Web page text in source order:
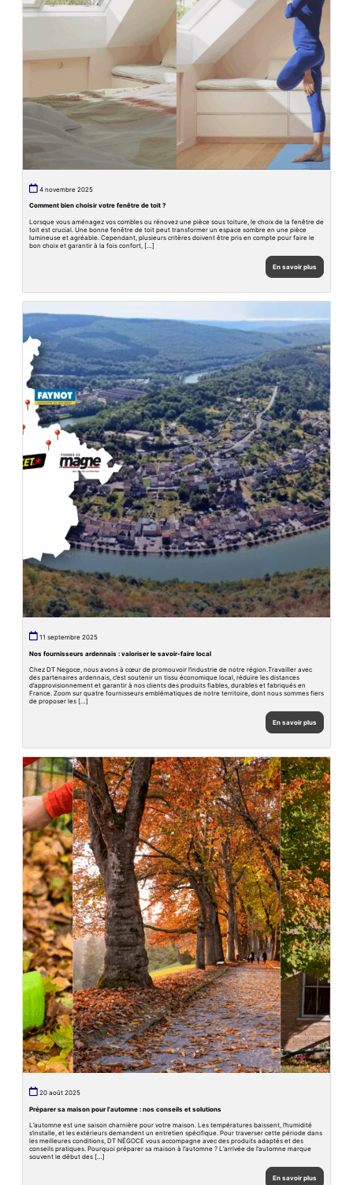
4 novembre 2025
Comment bien choisir votre fenêtre de toit ?
Lorsque vous aménagez vos combles ou rénovez une pièce sous toiture, le choix de la fenêtre de
toit est crucial. Une bonne fenêtre de toit peut transformer un espace sombre en une pièce
lumineuse et agréable. Cependant, plusieurs critères doivent être pris en compte pour faire le
bon choix et garantir à la fois confort, […]
En savoir plus
11 septembre 2025
Nos fournisseurs ardennais : valoriser le savoir-faire local
Chez DT Negoce, nous avons à cœur de promouvoir l’industrie de notre région.Travailler avec
des partenaires ardennais, c’est soutenir un tissu économique local, réduire les distances
d’approvisionnement et garantir à nos clients des produits fiables, durables et fabriqués en
France. Zoom sur quatre fournisseurs emblématiques de notre territoire, dont nous sommes fiers
de proposer les […]
En savoir plus
20 août 2025
Préparer sa maison pour l’automne : nos conseils et solutions
L’automne est une saison charnière pour votre maison. Les températures baissent, l’humidité
s’installe, et les extérieurs demandent un entretien spécifique. Pour traverser cette période dans
les meilleures conditions, DT NÉGOCE vous accompagne avec des produits adaptés et des
conseils pratiques. Pourquoi préparer sa maison à l’automne ? L’arrivée de l’automne marque
souvent le début des […]
En savoir plus